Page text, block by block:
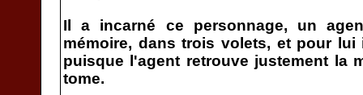
Il a incarné ce personnage, un
mémoire, dans trois volets, et pour
puisque l'agent retrouve justement la
tome.